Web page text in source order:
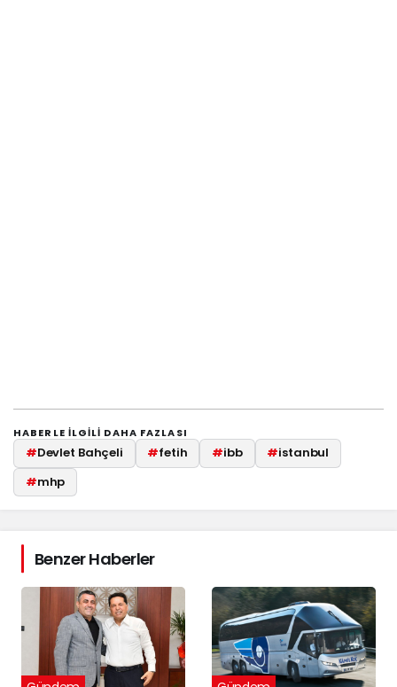
HABERLE ILGILI DAHA FAZLASI
#Devlet Bahçeli #fetih #ibb #istanbul
#mhp
Benzer Haberler